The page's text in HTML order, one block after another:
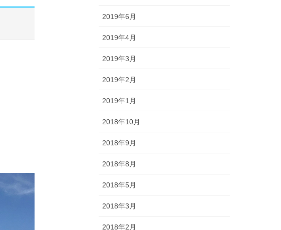
2019年6月
2019年4月
2019年3月
2019年2月
2019年1月
2018年10月
2018年9月
2018年8月
2018年5月
2018年3月
2018年2月